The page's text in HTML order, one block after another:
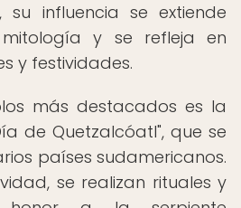
su influencia se extiende
y se refleja en
y festividades.
más destacados es la
de Quetzalcóatl", que se
países sudamericanos.
se realizan rituales y